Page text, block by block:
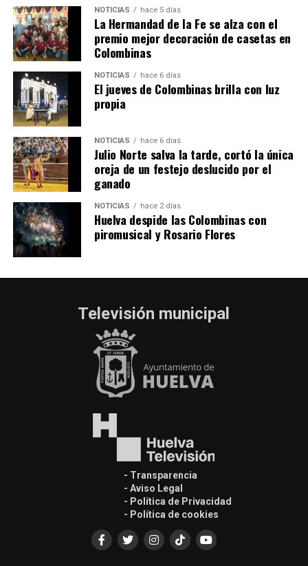
QUINTA CORRIDA DE LAS FIESTAS COLOMBINAS
2026
hace 3 días· Huelvatv
NOTICIAS hace 5 días
La Hermandad de la Fe se alza con el
premio mejor decoración de casetas en
Colombinas
NOTICIAS hace 6 días
El jueves de Colombinas brilla con luz
propia
NOTICIAS hace 6 días
Julio Norte salva la tarde, cortó la única
oreja de un festejo deslucido por el
ganado
NOTICIAS hace 2 días
Huelva despide las Colombinas con
piromusical y Rosario Flores
Televisión municipal
- Transparencia
- Aviso Legal
- Política de Privacidad
- Política de cookies